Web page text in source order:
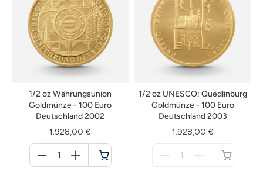
1/2 oz Währungsunion
Goldmünze - 100 Euro
Deutschland 2002
1.928,00 €
für
Warenkorb
1/2 oz UNESCO: Quedlinburg
Goldmünze - 100 Euro
Deutschland 2003
1.928,00 €